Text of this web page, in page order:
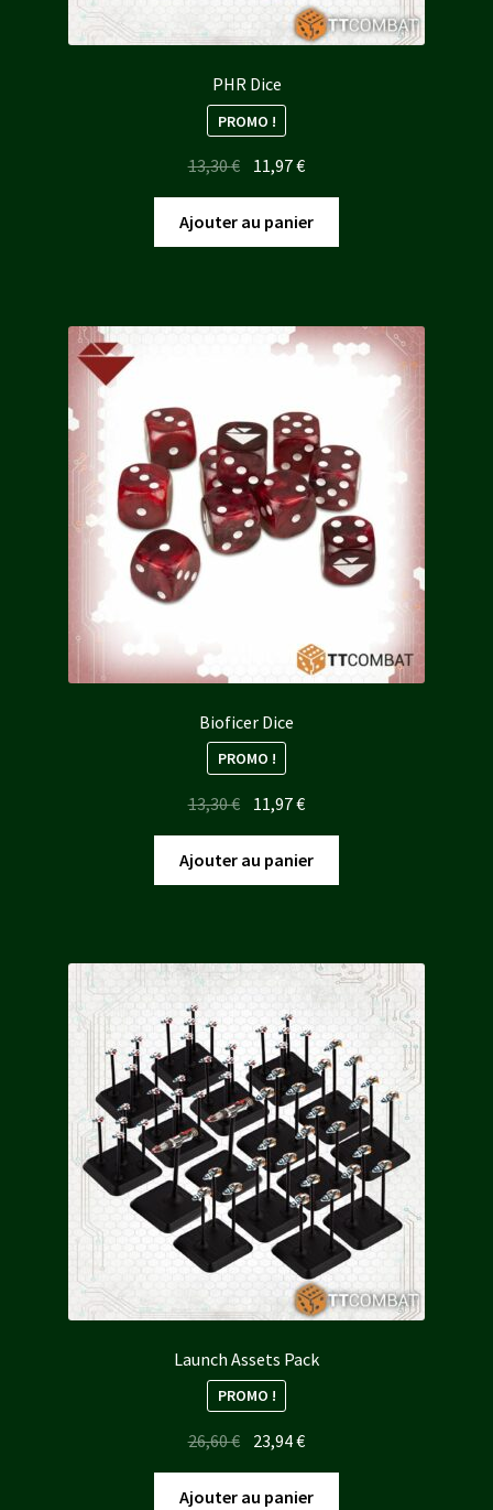
PHR Dice
PROMO !
13,30€ Le
prix
initial
était :
11,97€Le
prix
actuel
est :
Ajouter au panier
Bioficer Dice
PROMO !
13,30€ Le
initial
était :
11,97€Le
actuel
est :
Ajouter au panier
Launch Assets Pack
PROMO !
26,60€ Le
prix
initial
23,94€Le
prix
actuel
Ajouter au panier